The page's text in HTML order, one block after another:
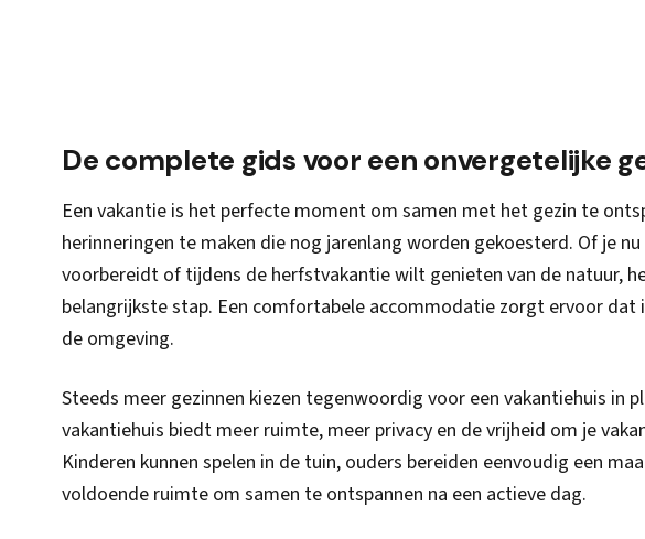
De complete gids voor een onvergetelijke
Een vakantie is het perfecte moment om samen met het gezin te
herinneringen te maken die nog jarenlang worden gekoesterd. Of je
voorbereidt of tijdens de herfstvakantie wilt genieten van de natuur,
belangrijkste stap. Een comfortabele accommodatie zorgt ervoor dat
de omgeving.
Steeds meer gezinnen kiezen tegenwoordig voor een vakantiehuis in
vakantiehuis biedt meer ruimte, meer privacy en de vrijheid om je
Kinderen kunnen spelen in de tuin, ouders bereiden eenvoudig een
voldoende ruimte om samen te ontspannen na een actieve dag.